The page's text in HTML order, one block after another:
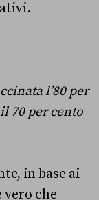
l’80 per
70 per cento
in base ai
che